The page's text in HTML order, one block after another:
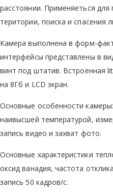
расстоянии. Применяеться
територии, поиска и спасения
Камера выполнена в форм-
интерфейсы представлены в
винт под штатив. Встроенная
на 8Гб и LCD экран.
Основные особенности
наивысшей температурой,
запись видео и захват фото.
Основные характеристики
оксид ванадия, частота
запись 50 кадров/с.